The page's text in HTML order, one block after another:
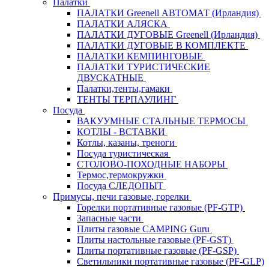
ПАЛАТКИ Greenell АВТОМАТ (Ирландия)
ПАЛАТКИ АЛЯСКА
ПАЛАТКИ ДУГОВЫЕ Greenell (Ирландия)
ПАЛАТКИ ДУГОВЫЕ В КОМПЛЕКТЕ
ПАЛАТКИ КЕМПИНГОВЫЕ
ПАЛАТКИ ТУРИСТИЧЕСКИЕ
ДВУСКАТНЫЕ
Палатки,тенты,гамаки
ТЕНТЫ ТЕРПАУЛИНГ
Посуда
ВАКУУМНЫЕ СТАЛЬНЫЕ ТЕРМОСЫ
КОТЛЫ - ВСТАВКИ
Котлы, казаны, треноги
Посуда туристическая
СТОЛОВО-ПОХОДНЫЕ НАБОРЫ
Термос,термокружки
Посуда СЛЕДОПЫТ
Примусы, печи газовые, горелки
Горелки портативные газовые (PF-GTP)
Запасные части
Плиты газовые CAMPING Guru
Плиты настольные газовые (PF-GST)
Плиты портативные газовые (PF-GSP)
Светильники портативные газовые (PF-GLP)